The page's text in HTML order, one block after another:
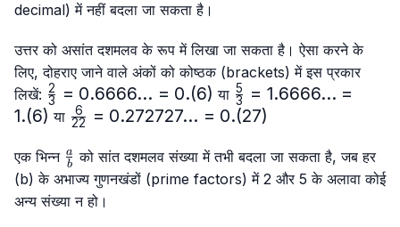
decimal) में नहीं बदला जा सकता है।
उत्तर को असांत दशमलव के रूप में लिखा जा सकता है। ऐसा करने के
लिए, दोहराए जाने वाले अंकों को कोष्ठक (brackets) में इस प्रकार
लिखें: \frac{2}
{3}=0.6666...
= 0.(6)
3
2 = 0.6666... = 0.(6) या \frac{5}
{3}=
= 1.(6)
3
5 = 1.6666... =
1.(6) या \frac{6}
= 0.(27)
22
6 = 0.272727... = 0.(27)
एक भिन्न \frac{a}
{b}
b
a को सांत दशमलव संख्या में तभी बदला जा सकता है, जब हर
(b) के अभाज्य गुणनखंडों (prime factors) में 2 और 5 के अलावा कोई
अन्य संख्या न हो।